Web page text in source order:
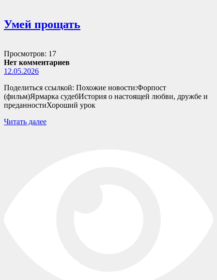
Умей прощать
Просмотров: 17
Нет комментариев
12.05.2026
Поделиться ссылкой: Похожие новости:Форпост
(фильм)Ярмарка судебИстория о настоящей любви, дружбе и
преданностиХороший урок
Читать далее